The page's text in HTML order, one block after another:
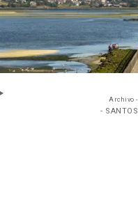
Archivo
-